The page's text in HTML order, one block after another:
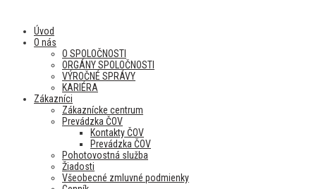
Úvod
O nás
O SPOLOČNOSTI
ORGÁNY SPOLOČNOSTI
VÝROČNÉ SPRÁVY
KARIÉRA
Zákazníci
Zákaznícke centrum
Prevádzka ČOV
Kontakty ČOV
Prevádzka ČOV
Pohotovostná služba
Žiadosti
Všeobecné zmluvné podmienky